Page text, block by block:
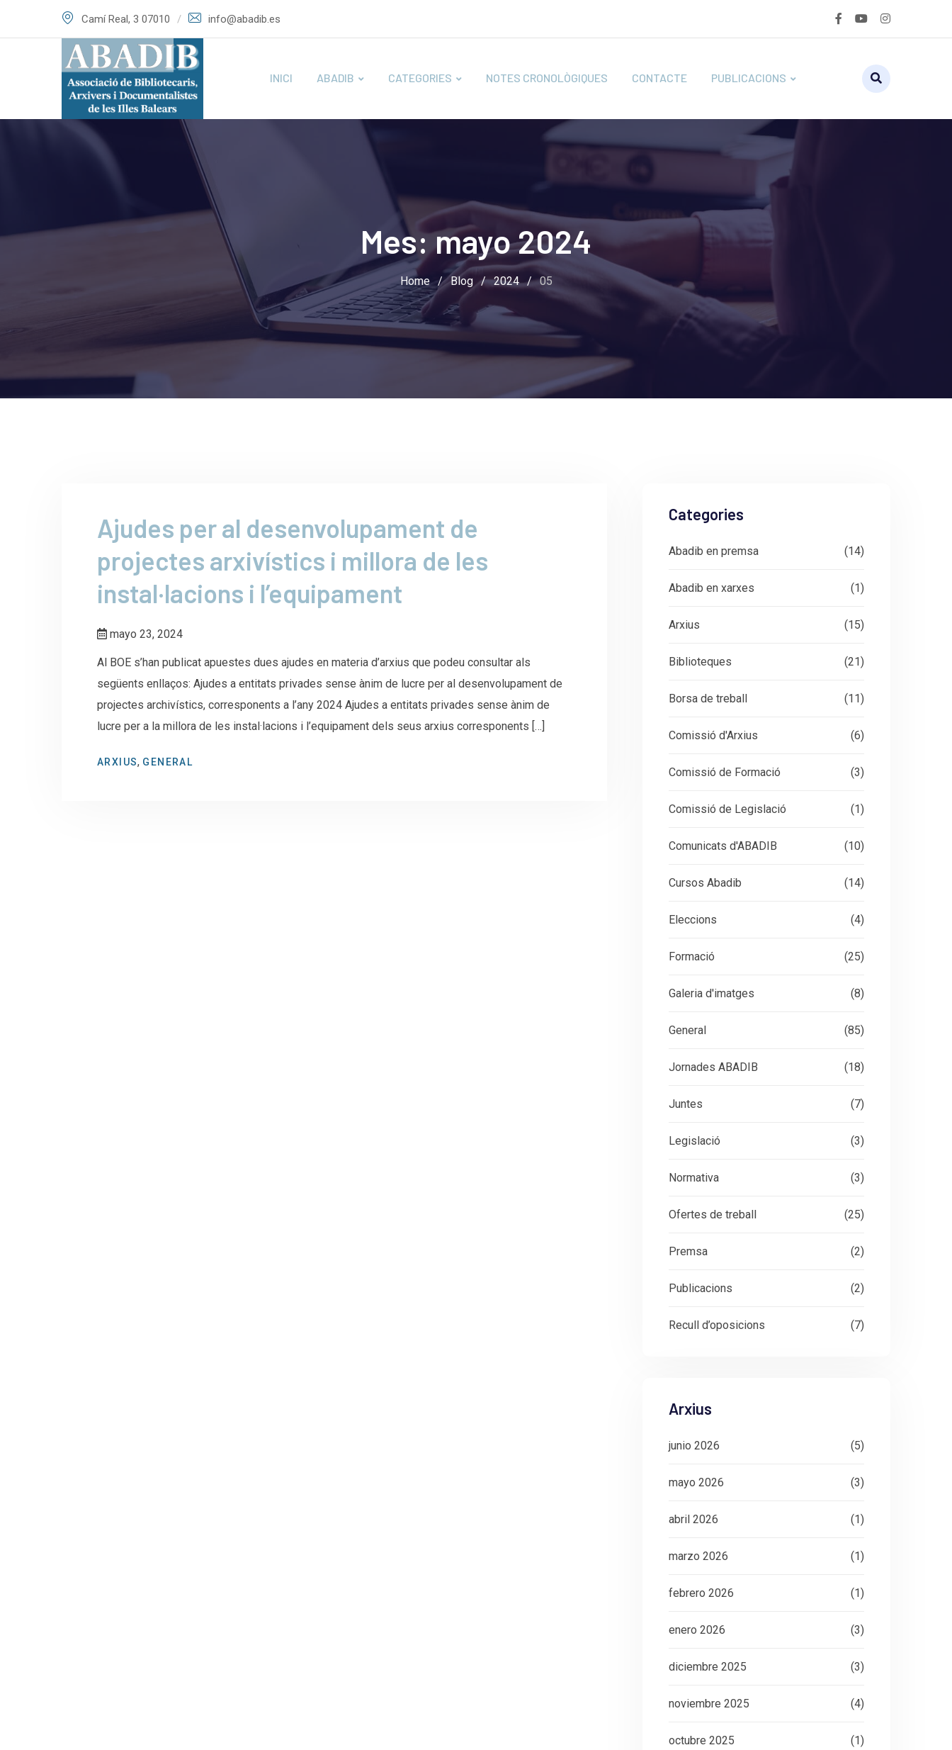
Camí Real, 3 07010 info@abadib.es
INICI ABADIB CATEGORIES NOTES CRONOLÒGIQUES CONTACTE PUBLICACIONS
Mes:mayo 2024
Home / Blog / 2024 / 05
Ajudes per al desenvolupament de
projectes arxivístics i millora de les
instal·lacions i l’equipament
mayo 23, 2024
Al BOE s’han publicat apuestes dues ajudes en materia d’arxius que podeu consultar als
següents enllaços: Ajudes a entitats privades sense ànim de lucre per al desenvolupament de
projectes archivístics, corresponents a l’any 2024 Ajudes a entitats privades sense ànim de
lucre per a la millora de les instal·lacions i l’equipament dels seus arxius corresponents […]
ARXIUS, GENERAL
Categories
Abadib en premsa (14)
Abadib en xarxes (1)
Arxius (15)
Biblioteques (21)
Borsa de treball (11)
Comissió d'Arxius (6)
Comissió de Formació (3)
Comissió de Legislació (1)
Comunicats d'ABADIB (10)
Cursos Abadib (14)
Eleccions (4)
Formació (25)
Galeria d'imatges (8)
General (85)
Jornades ABADIB (18)
Juntes (7)
Legislació (3)
Normativa (3)
Ofertes de treball (25)
Premsa (2)
Publicacions (2)
Recull d’oposicions (7)
Arxius
junio 2026 (5)
mayo 2026 (3)
abril 2026 (1)
marzo 2026 (1)
febrero 2026 (1)
enero 2026 (3)
diciembre 2025 (3)
noviembre 2025 (4)
octubre 2025 (1)